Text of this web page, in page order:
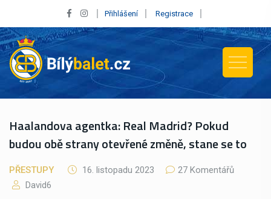
Přihlášení Registrace
Haalandova agentka: Real Madrid? Pokud
budou obě strany otevřené změně, stane se to
PŘESTUPY 16. listopadu 2023
27 Komentářů
David6